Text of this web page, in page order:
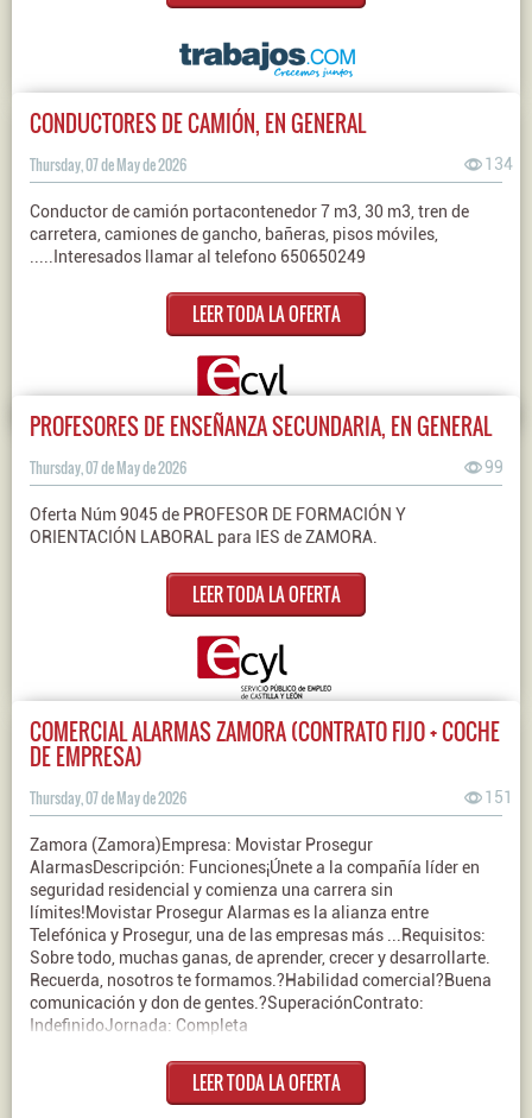
CONDUCTORES DE CAMIÓN, EN GENERAL
Thursday, 07 de May de 2026 134
Conductor de camión portacontenedor 7 m3, 30 m3, tren de
carretera, camiones de gancho, bañeras, pisos móviles,
.....Interesados llamar al telefono 650650249
LEER TODA LA OFERTA
PROFESORES DE ENSEÑANZA SECUNDARIA, EN GENERAL
Thursday, 07 de May de 2026 99
Oferta Núm 9045 de PROFESOR DE FORMACIÓN Y
ORIENTACIÓN LABORAL para IES de ZAMORA.
LEER TODA LA OFERTA
COMERCIAL ALARMAS ZAMORA (CONTRATO FIJO + COCHE
DE EMPRESA)
Thursday, 07 de May de 2026 151
Zamora (Zamora)Empresa: Movistar Prosegur
AlarmasDescripción: Funciones¡Únete a la compañía líder en
seguridad residencial y comienza una carrera sin
límites!Movistar Prosegur Alarmas es la alianza entre
Telefónica y Prosegur, una de las empresas más ...Requisitos:
Sobre todo, muchas ganas, de aprender, crecer y desarrollarte.
Recuerda, nosotros te formamos.?Habilidad comercial?Buena
comunicación y don de gentes.?SuperaciónContrato:
IndefinidoJornada: Completa
LEER TODA LA OFERTA